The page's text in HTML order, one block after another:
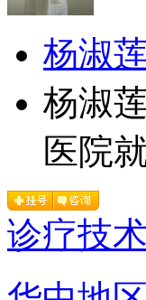
杨淑
杨淑
医院
诊疗技术